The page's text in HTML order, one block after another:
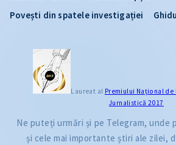
Povești din spatele investigației
Laureat al Premiului Naţional
Jurnalistică 2017
Ne puteți urmări și pe Telegram, unde
și cele mai importante știri ale zilei,